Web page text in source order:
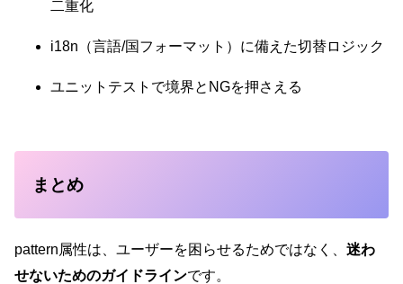
二重化
i18n（言語/国フォーマット）に備えた切替ロジック
ユニットテストで境界とNGを押さえる
まとめ
pattern属性は、ユーザーを困らせるためではなく、 迷わ
せないためのガイドラインです。